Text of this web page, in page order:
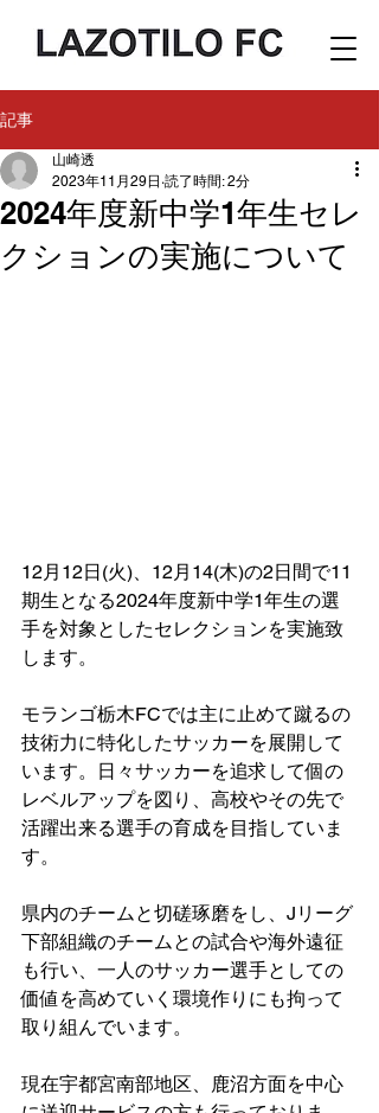
記事
2024年度新中学1年生セレ
クションの実施について
山崎透
2023年11月29日 読了時間: 2分
12月12日(火)、12月14(木)の2日間で11
期生となる2024年度新中学1年生の選
手を対象としたセレクションを実施致
します。
モランゴ栃木FCでは主に止めて蹴るの
技術力に特化したサッカーを展開して
います。日々サッカーを追求して個の
レベルアップを図り、高校やその先で
活躍出来る選手の育成を目指していま
す。
県内のチームと切磋琢磨をし、Jリーグ
下部組織のチームとの試合や海外遠征
も行い、一人のサッカー選手としての
価値を高めていく環境作りにも拘って
取り組んでいます。
現在宇都宮南部地区、鹿沼方面を中心